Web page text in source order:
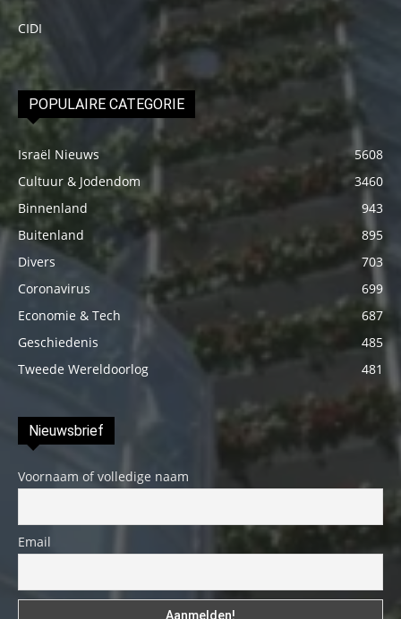
CIDI
POPULAIRE CATEGORIE
Israël Nieuws
5608
Cultuur & Jodendom
3460
Binnenland
943
Buitenland
895
Divers
703
Coronavirus
699
Economie & Tech
687
Geschiedenis
485
Tweede Wereldoorlog
481
Nieuwsbrief
Voornaam of volledige naam
Email